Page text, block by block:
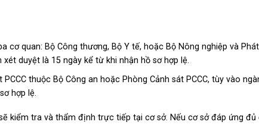
cơ quan: Bộ Công thương, Bộ Y tế, hoặc Bộ Nông nghiệp và
duyệt là 15 ngày kể từ khi nhận hồ sơ hợp lệ.
thuộc Bộ Công an hoặc Phòng Cảnh sát PCCC, tùy vào
hợp lệ.
kiểm tra và thẩm định trực tiếp tại cơ sở. Nếu cơ sở đáp ứng đủ